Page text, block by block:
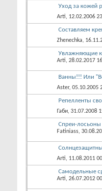
Уход за кожей
Arti, 12.02.2006
Составляем
Zhenechka,
Увлажняющие
Arti, 28.02.2017
Ванны!!! Или
Aster, 05.10.2005
Репелленты
Габи, 31.07.2008
Спреи-
Fatiniass,
Arti, 11.08.2011
Самодельные
Arti, 26.07.2012